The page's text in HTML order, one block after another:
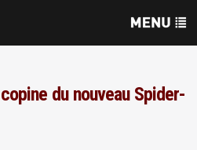
du nouveau Spider-